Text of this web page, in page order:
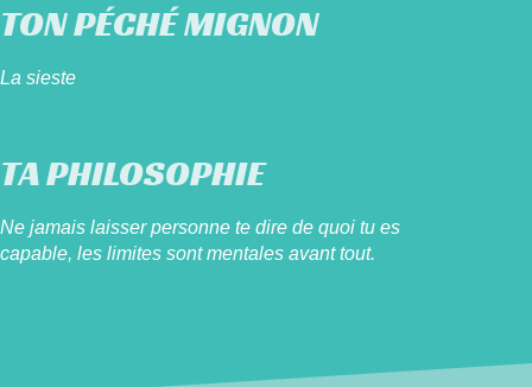
TON PÉCHÉ MIGNON
La sieste
TA PHILOSOPHIE
Ne jamais laisser personne te dire de quoi tu es
capable, les limites sont mentales avant tout.